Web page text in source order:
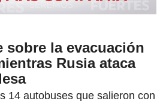
sobre la evacuación
Rusia ataca
14 autobuses que salieron con